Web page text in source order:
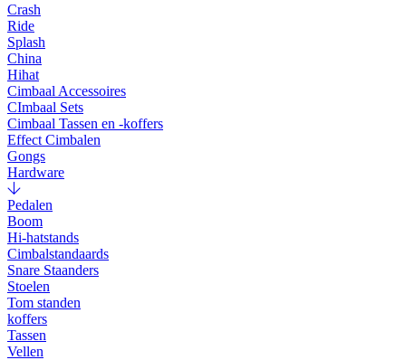
Crash
Ride
Splash
China
Hihat
Cimbaal Accessoires
CImbaal Sets
Cimbaal Tassen en -koffers
Effect Cimbalen
Gongs
Hardware
Pedalen
Boom
Hi-hatstands
Cimbalstandaards
Snare Staanders
Stoelen
Tom standen
koffers
Tassen
Vellen